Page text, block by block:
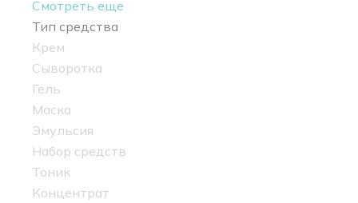
Смотреть еще
Тип средства
Крем
Сыворотка
Гель
Маска
Эмульсия
Набор средств
Тоник
Концентрат